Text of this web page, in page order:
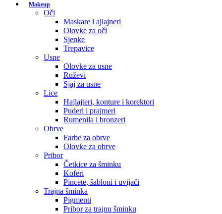
Makeup
Oči
Maskare i ajlajneri
Olovke za oči
Sjenke
Trepavice
Usne
Olovke za usne
Ruževi
Sjaj za usne
Lice
Hajlajteri, konture i korektori
Puderi i prajmeri
Rumenila i bronzeri
Obrve
Farbe za obrve
Olovke za obrve
Pribor
Četkice za šminku
Koferi
Pincete, šabloni i uvijači
Trajna šminka
Pigmenti
Pribor za trajnu šminku